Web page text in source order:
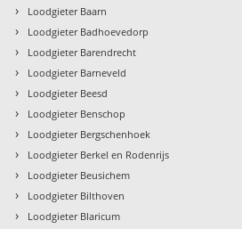
› Loodgieter Baarn
› Loodgieter Badhoevedorp
› Loodgieter Barendrecht
› Loodgieter Barneveld
› Loodgieter Beesd
› Loodgieter Benschop
› Loodgieter Bergschenhoek
› Loodgieter Berkel en Rodenrijs
› Loodgieter Beusichem
› Loodgieter Bilthoven
› Loodgieter Blaricum